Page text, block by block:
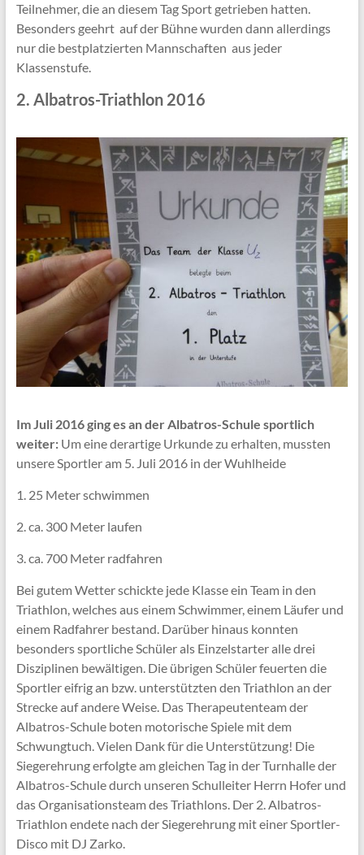
Teilnehmer, die an diesem Tag Sport getrieben hatten.
Besonders geehrt auf der Bühne wurden dann allerdings
nur die bestplatzierten Mannschaften aus jeder
Klassenstufe.
2. Albatros-Triathlon 2016
Im Juli 2016 ging es an der Albatros-Schule sportlich
weiter:Um eine derartige Urkunde zu erhalten, mussten
unsere Sportler am 5. Juli 2016 in der Wuhlheide
1. 25 Meter schwimmen
2. ca. 300 Meter laufen
3. ca. 700 Meter radfahren
Bei gutem Wetter schickte jede Klasse ein Team in den
Triathlon, welches aus einem Schwimmer, einem Läufer und
einem Radfahrer bestand. Darüber hinaus konnten
besonders sportliche Schüler als Einzelstarter alle drei
Disziplinen bewältigen. Die übrigen Schüler feuerten die
Sportler eifrig an bzw. unterstützten den Triathlon an der
Strecke auf andere Weise. Das Therapeutenteam der
Albatros-Schule boten motorische Spiele mit dem
Schwungtuch. Vielen Dank für die Unterstützung! Die
Siegerehrung erfolgte am gleichen Tag in der Turnhalle der
Albatros-Schule durch unseren Schulleiter Herrn Hofer und
das Organisationsteam des Triathlons. Der 2. Albatros-
Triathlon endete nach der Siegerehrung mit einer Sportler-
Disco mit DJ Zarko.